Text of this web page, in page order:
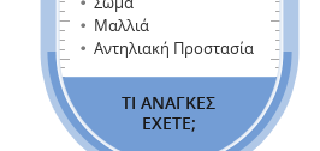
Μαλλιά
Αντηλιακή Προστασία
ΤΙ ΑΝΑΓΚΕΣ
ΕΧΕΤΕ;